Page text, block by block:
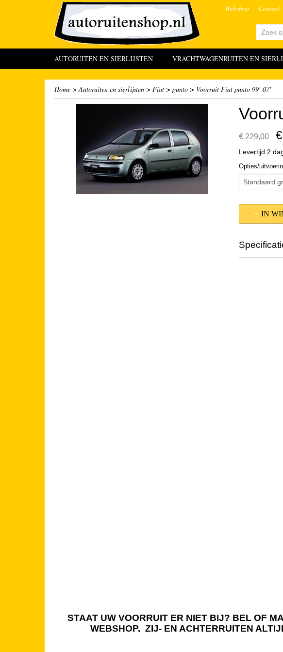
Webshop Contact
AUTORUITEN EN SIERLIJSTEN VRACHTWAGENRUITEN EN
Home >Autoruiten en sierlijsten > Fiat > punto > Voorruit Fiat punto 99'-07'
€ 229,00
Levertijd 2
Opties/
IN
STAAT UW VOORRUIT ER NIET BIJ? BEL OF
WEBSHOP. ZIJ- EN ACHTERRUITEN